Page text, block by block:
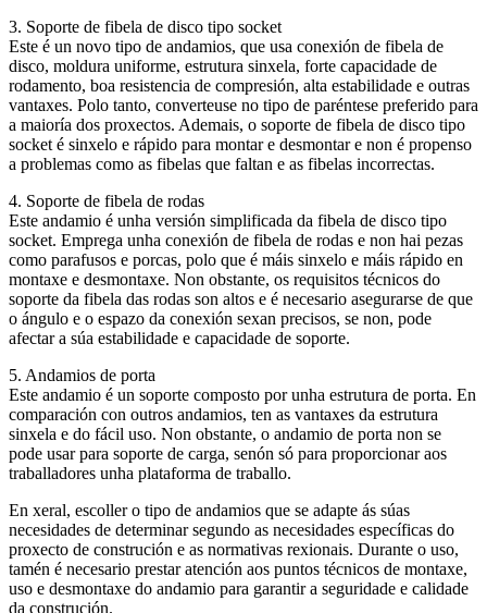
3. Soporte de fibela de disco tipo socket
Este é un novo tipo de andamios, que usa conexión de fibela de
disco, moldura uniforme, estrutura sinxela, forte capacidade de
rodamento, boa resistencia de compresión, alta estabilidade e outras
vantaxes. Polo tanto, converteuse no tipo de paréntese preferido para
a maioría dos proxectos. Ademais, o soporte de fibela de disco tipo
socket é sinxelo e rápido para montar e desmontar e non é propenso
a problemas como as fibelas que faltan e as fibelas incorrectas.
4. Soporte de fibela de rodas
Este andamio é unha versión simplificada da fibela de disco tipo
socket. Emprega unha conexión de fibela de rodas e non hai pezas
como parafusos e porcas, polo que é máis sinxelo e máis rápido en
montaxe e desmontaxe. Non obstante, os requisitos técnicos do
soporte da fibela das rodas son altos e é necesario asegurarse de que
o ángulo e o espazo da conexión sexan precisos, se non, pode
afectar a súa estabilidade e capacidade de soporte.
5. Andamios de porta
Este andamio é un soporte composto por unha estrutura de porta. En
comparación con outros andamios, ten as vantaxes da estrutura
sinxela e do fácil uso. Non obstante, o andamio de porta non se
pode usar para soporte de carga, senón só para proporcionar aos
traballadores unha plataforma de traballo.
En xeral, escoller o tipo de andamios que se adapte ás súas
necesidades de determinar segundo as necesidades específicas do
proxecto de construción e as normativas rexionais. Durante o uso,
tamén é necesario prestar atención aos puntos técnicos de montaxe,
uso e desmontaxe do andamio para garantir a seguridade e calidade
da construción.